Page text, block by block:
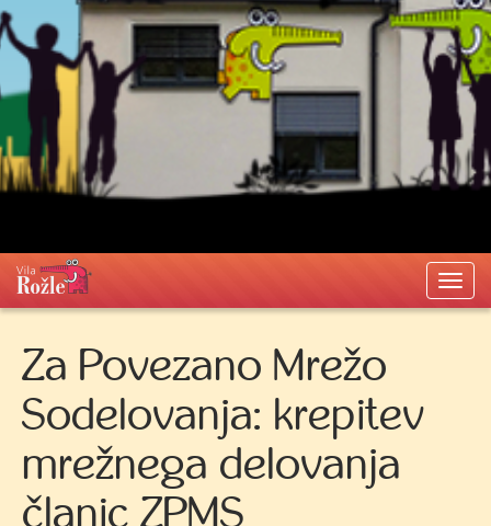
Za Povezano Mrežo
Sodelovanja: krepitev
mrežnega delovanja
članic ZPMS